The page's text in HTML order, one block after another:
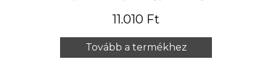
11.010 Ft
Tovább a termékhez